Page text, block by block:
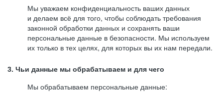
Мы уважаем конфиденциальность ваших данных
и делаем всё для того, чтобы соблюдать требования
законной обработки данных и сохранять ваши
персональные данные в безопасности. Мы используем
их только в тех целях, для которых вы их нам передали.
3. Чьи данные мы обрабатываем и для чего
Мы обрабатываем персональные данные: